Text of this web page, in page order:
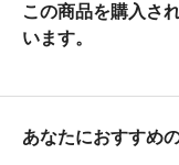
この商品を購入さ
います。
あなたにおすすめ